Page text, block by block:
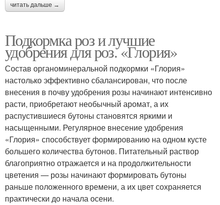
читать дальше →
Подкормка роз и лучшие
удобрения для роз. «Глория»
Состав органоминеральной подкормки «Глория»
настолько эффективно сбалансирован, что после
внесения в почву удобрения розы начинают интенсивно
расти, приобретают необычный аромат, а их
распустившиеся бутоны становятся яркими и
насыщенными. Регулярное внесение удобрения
«Глория» способствует формированию на одном кусте
большего количества бутонов. Питательный раствор
благоприятно отражается и на продолжительности
цветения — розы начинают формировать бутоны
раньше положенного времени, а их цвет сохраняется
практически до начала осени.